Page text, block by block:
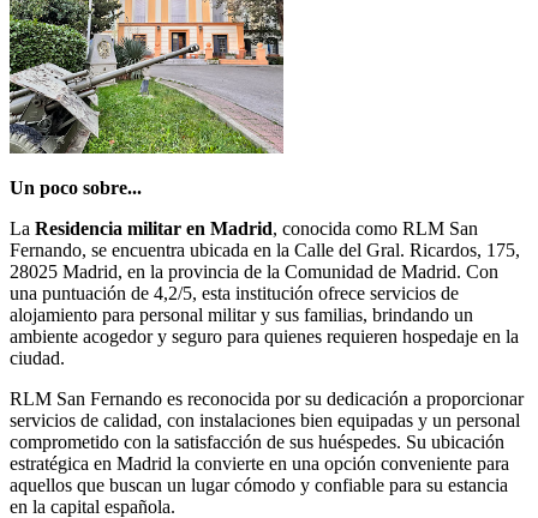
Un poco sobre...
La Residencia militar en Madrid, conocida como RLM San
Fernando, se encuentra ubicada en la Calle del Gral. Ricardos, 175,
28025 Madrid, en la provincia de la Comunidad de Madrid. Con
una puntuación de 4,2/5, esta institución ofrece servicios de
alojamiento para personal militar y sus familias, brindando un
ambiente acogedor y seguro para quienes requieren hospedaje en la
ciudad.
RLM San Fernando es reconocida por su dedicación a proporcionar
servicios de calidad, con instalaciones bien equipadas y un personal
comprometido con la satisfacción de sus huéspedes. Su ubicación
estratégica en Madrid la convierte en una opción conveniente para
aquellos que buscan un lugar cómodo y confiable para su estancia
en la capital española.